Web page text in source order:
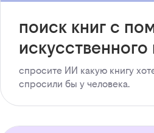
поиск книг с
искусственного
спросите ИИ какую книгу
спросили бы у человека.